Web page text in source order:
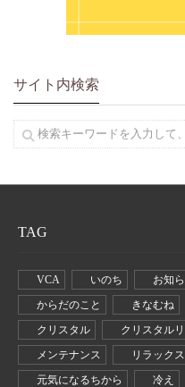
サイト内検索
TAG
VCA いのち お知
からだのこと
きなむね
クリスタル
クリスタル
メンテナンス
リラックス
元気になるちから
冷え